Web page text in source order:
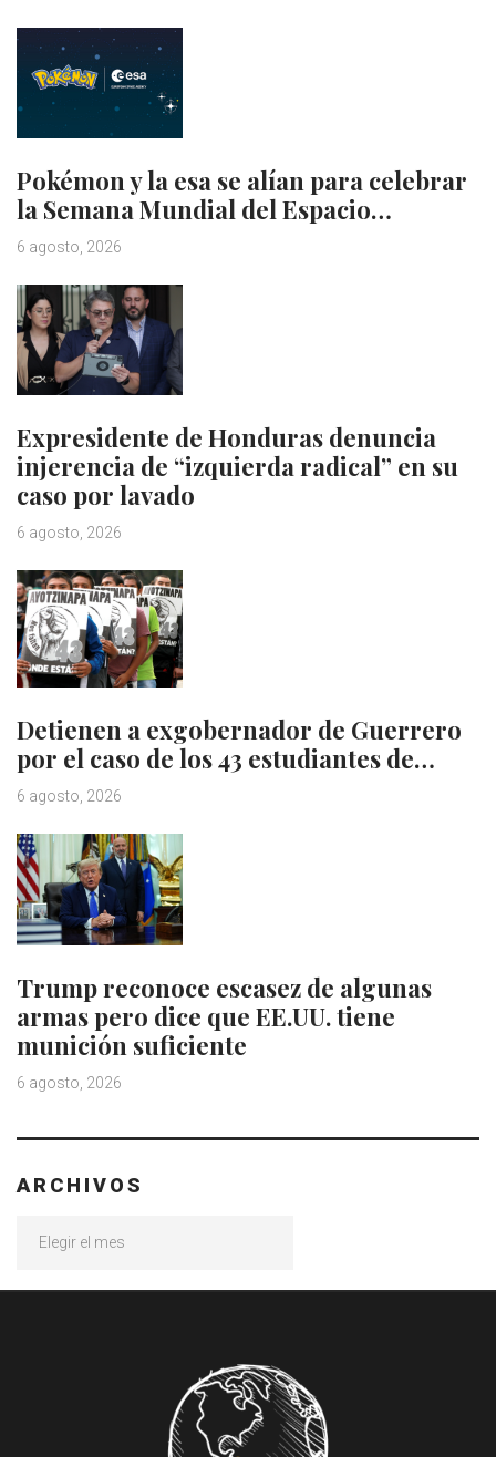
Pokémon y la esa se alían para celebrar
la Semana Mundial del Espacio…
6 agosto, 2026
Expresidente de Honduras denuncia
injerencia de “izquierda radical” en su
caso por lavado
6 agosto, 2026
Detienen a exgobernador de Guerrero
por el caso de los 43 estudiantes de…
6 agosto, 2026
Trump reconoce escasez de algunas
armas pero dice que EE.UU. tiene
munición suficiente
6 agosto, 2026
ARCHIVOS